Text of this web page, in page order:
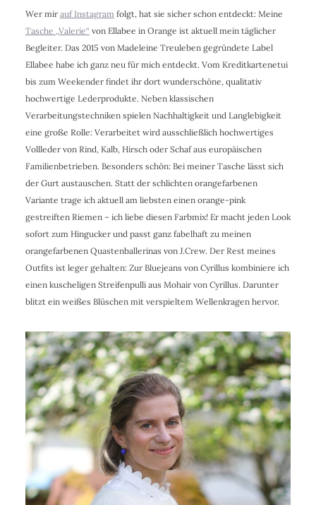
Wer mir auf Instagram folgt, hat sie sicher schon entdeckt: Meine
Tasche „Valerie“ von Ellabee in Orange ist aktuell mein täglicher
Begleiter. Das 2015 von Madeleine Treuleben gegründete Label
Ellabee habe ich ganz neu für mich entdeckt. Vom Kreditkartenetui
bis zum Weekender findet ihr dort wunderschöne, qualitativ
hochwertige Lederprodukte. Neben klassischen
Verarbeitungstechniken spielen Nachhaltigkeit und Langlebigkeit
eine große Rolle: Verarbeitet wird ausschließlich hochwertiges
Vollleder von Rind, Kalb, Hirsch oder Schaf aus europäischen
Familienbetrieben. Besonders schön: Bei meiner Tasche lässt sich
der Gurt austauschen. Statt der schlichten orangefarbenen
Variante trage ich aktuell am liebsten einen orange-pink
gestreiften Riemen – ich liebe diesen Farbmix! Er macht jeden Look
sofort zum Hingucker und passt ganz fabelhaft zu meinen
orangefarbenen Quastenballerinas von J.Crew. Der Rest meines
Outfits ist leger gehalten: Zur Bluejeans von Cyrillus kombiniere ich
einen kuscheligen Streifenpulli aus Mohair von Cyrillus. Darunter
blitzt ein weißes Blüschen mit verspieltem Wellenkragen hervor.